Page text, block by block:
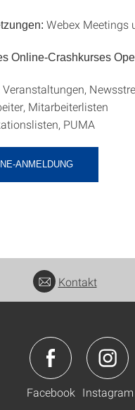
Webex Meetings
Online-Crashkurses
Veranstaltungen,
Mitarbeiterlisten
PUMA
ANMELDUNG
Kontakt
Facebook Instagram